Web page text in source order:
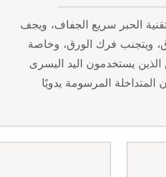
الحبر سريع الجفاف، ويجف
ويتجنب فرك الورق، وخاصة
يستخدمون اليد اليسرى